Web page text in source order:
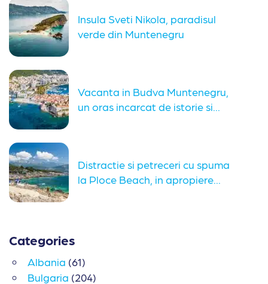
Insula Sveti Nikola, paradisul
verde din Muntenegru
Vacanta in Budva Muntenegru,
un oras incarcat de istorie si...
Distractie si petreceri cu spuma
la Ploce Beach, in apropiere...
Categories
Albania (61)
Bulgaria (204)